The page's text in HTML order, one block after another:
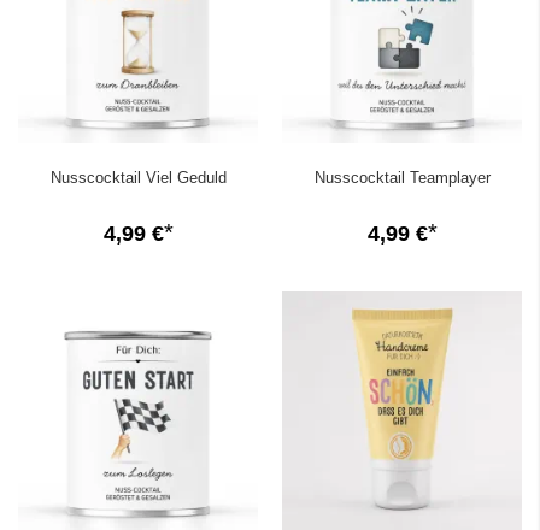
Nusscocktail Viel Geduld
4,99 €
Nusscocktail Teamplayer
4,99 €